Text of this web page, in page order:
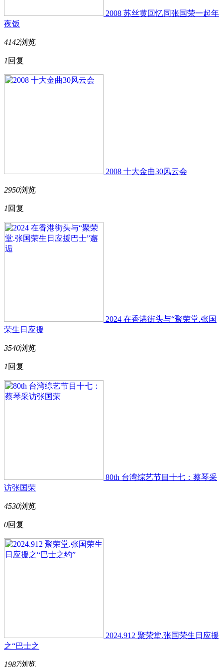
2008 苏丝黄回忆同张国荣一起年
夜饭
4142浏览
1 回复
2008 十大金曲30风云会
2950浏览
1 回复
2024 在香港街头与“聚荣堂.张国
荣生日应援
3540浏览
1 回复
80th 台湾综艺节目十七：蔡琴采
访张国荣
4530浏览
0回复
2024.912 聚荣堂.张国荣生日应援
之“巴士之
1987浏览